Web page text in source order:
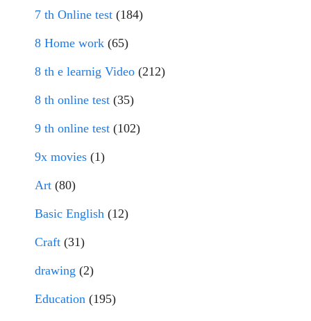
7 th Online test (184)
8 Home work (65)
8 th e learnig Video (212)
8 th online test (35)
9 th online test (102)
9x movies (1)
Art (80)
Basic English (12)
Craft (31)
drawing (2)
Education (195)